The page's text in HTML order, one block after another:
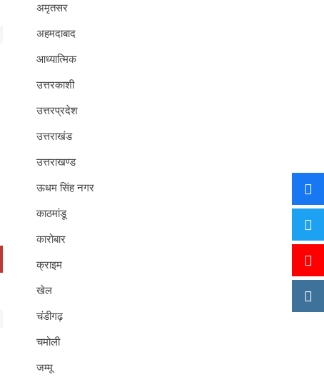
अमृतसर
अहमदाबाद
आध्यात्मिक
उत्तरकाशी
उत्तरप्रदेश
उत्तराखंड
उत्तराखण्ड
ऊधम सिंह नगर
काठमांडू
कारोबार
क्राइम
खेल
चंडीगढ़
चमोली
जम्मू